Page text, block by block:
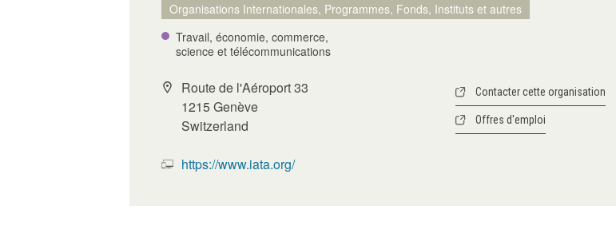
Organisations Internationales, Programmes, Fonds, Instituts et autres
Travail, économie, commerce,
science et télécommunications
Route de l'Aéroport 33
1215 Genève
Switzerland
https://www.iata.org/
Contacter cette organisation
Offres d'emploi